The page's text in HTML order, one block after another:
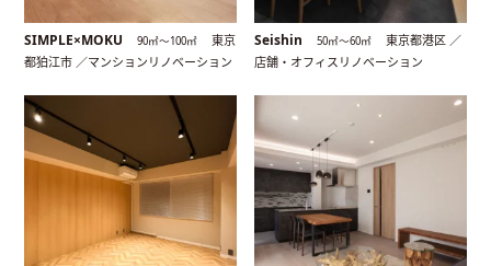
SIMPLE×MOKU 90㎡〜100㎡
東京
都狛江市 ／マンションリノベーション
Seishin 50㎡〜60㎡
東京都港区 ／
店舗・オフィスリノベーション